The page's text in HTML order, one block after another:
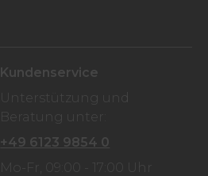
Kundenservice
Unterstützung und
Beratung unter:
+49 6123 9854 0
Mo-Fr, 09:00 - 17:00 Uhr